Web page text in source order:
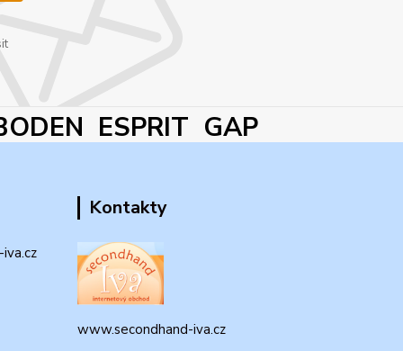
ESPRIT GAP
Kontakty
www.secondhand-iva.cz